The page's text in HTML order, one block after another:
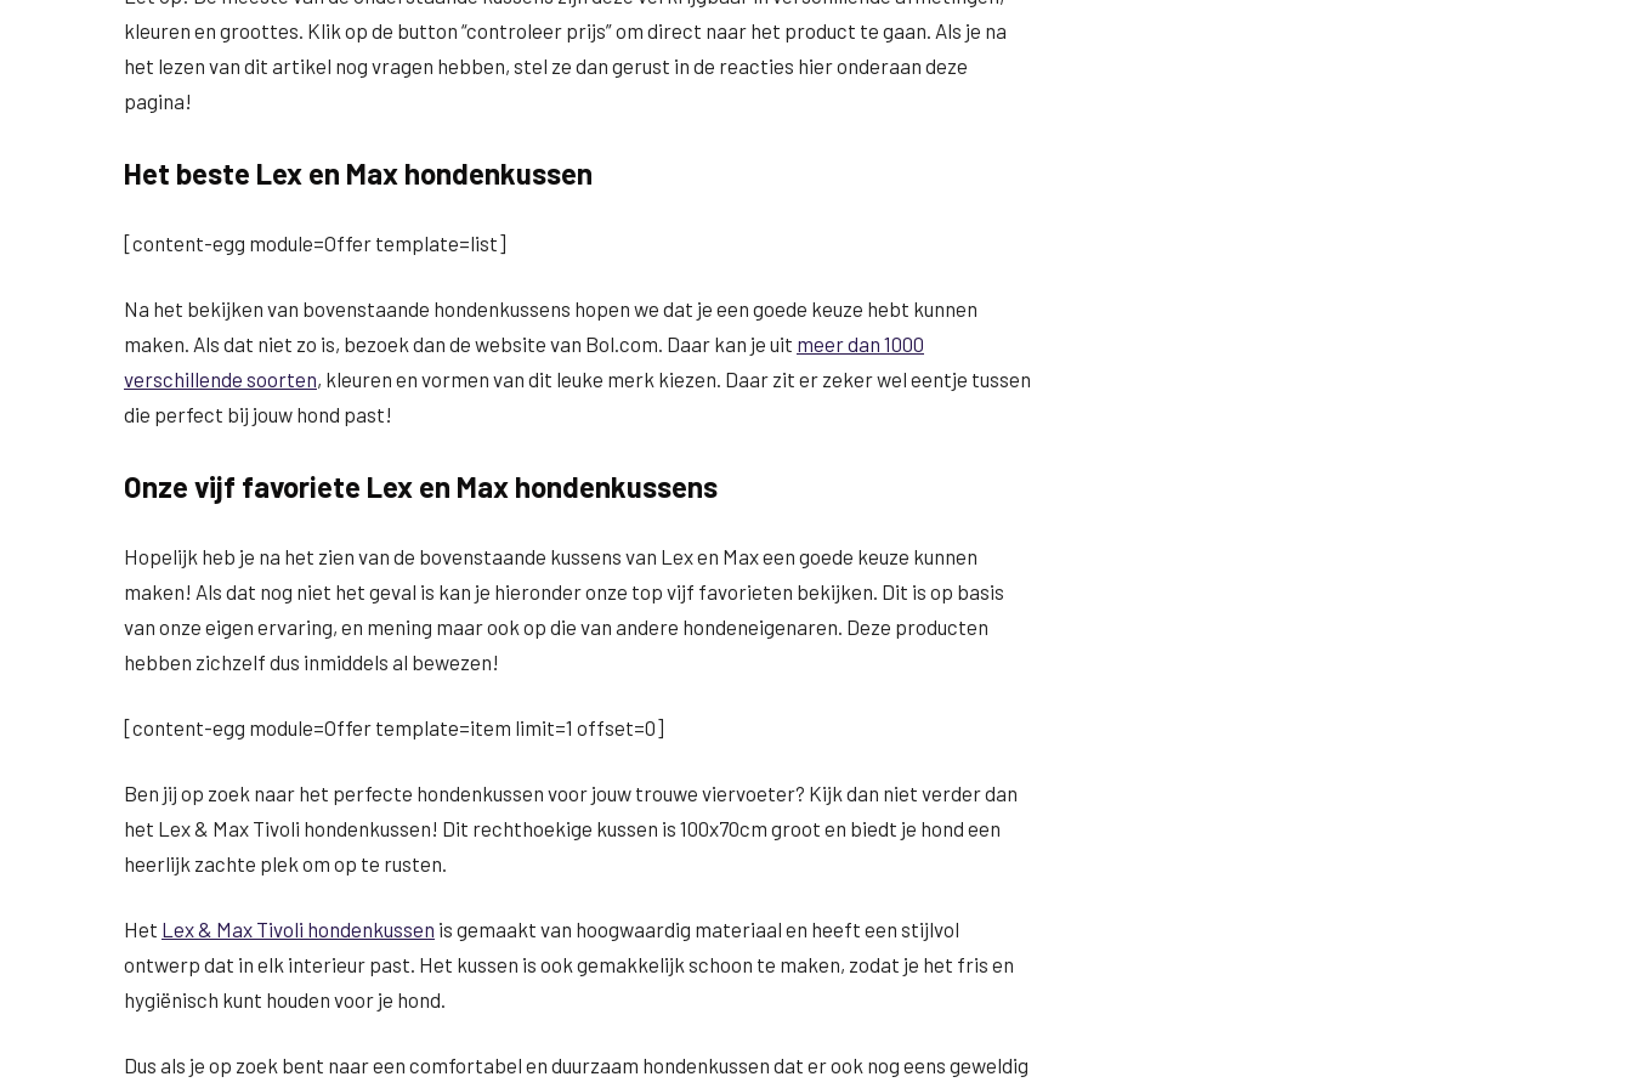
kleuren en groottes. Klik op de button “controleer prijs” om direct naar het product te gaan. Als je na
het lezen van dit artikel nog vragen hebben, stel ze dan gerust in de reacties hier onderaan deze
pagina!
Het beste Lex en Max hondenkussen
[content-egg module=Offer template=list]
Na het bekijken van bovenstaande hondenkussens hopen we dat je een goede keuze hebt kunnen
maken. Als dat niet zo is, bezoek dan de website van Bol.com. Daar kan je uit meer dan 1000
verschillende soorten, kleuren en vormen van dit leuke merk kiezen. Daar zit er zeker wel eentje tussen
die perfect bij jouw hond past!
Onze vijf favoriete Lex en Max hondenkussens
Hopelijk heb je na het zien van de bovenstaande kussens van Lex en Max een goede keuze kunnen
maken! Als dat nog niet het geval is kan je hieronder onze top vijf favorieten bekijken. Dit is op basis
van onze eigen ervaring, en mening maar ook op die van andere hondeneigenaren. Deze producten
hebben zichzelf dus inmiddels al bewezen!
[content-egg module=Offer template=item limit=1 offset=0]
Ben jij op zoek naar het perfecte hondenkussen voor jouw trouwe viervoeter? Kijk dan niet verder dan
het Lex & Max Tivoli hondenkussen! Dit rechthoekige kussen is 100x70cm groot en biedt je hond een
heerlijk zachte plek om op te rusten.
Het Lex & Max Tivoli hondenkussen is gemaakt van hoogwaardig materiaal en heeft een stijlvol
ontwerp dat in elk interieur past. Het kussen is ook gemakkelijk schoon te maken, zodat je het fris en
hygiënisch kunt houden voor je hond.
Dus als je op zoek bent naar een comfortabel en duurzaam hondenkussen dat er ook nog eens geweldig